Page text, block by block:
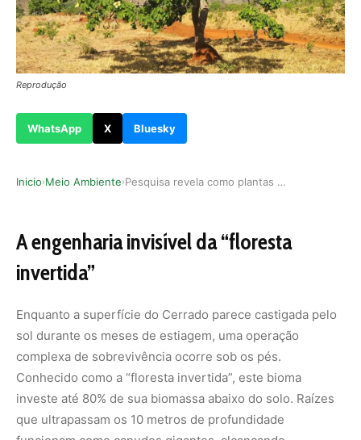
Reprodução
WhatsApp X Bluesky
Inicio›Meio Ambiente› Pesquisa revela como plantas do Cerrado evitam …
A engenharia invisível da “floresta
invertida”
Enquanto a superfície do Cerrado parece castigada pelo
sol durante os meses de estiagem, uma operação
complexa de sobrevivência ocorre sob os pés.
Conhecido como a “floresta invertida”, este bioma
investe até 80% de sua biomassa abaixo do solo. Raízes
que ultrapassam os 10 metros de profundidade